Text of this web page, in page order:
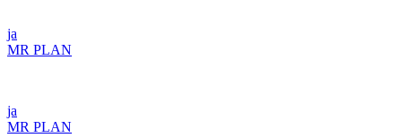
ja
MR PLAN
ja
MR PLAN